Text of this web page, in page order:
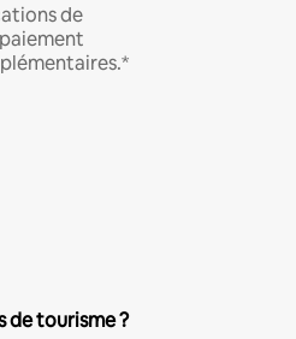
de
de tourisme ?